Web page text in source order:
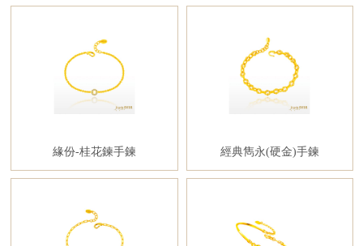
緣份-桂花鍊手鍊 經典雋永(硬金)手鍊